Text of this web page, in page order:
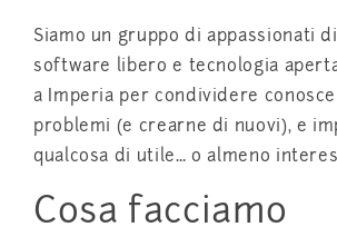
Siamo un gruppo di appassionati
software libero e tecnologia
a Imperia per condividere
problemi (e crearne di nuovi), e
qualcosa di utile… o almeno
Cosa facciamo